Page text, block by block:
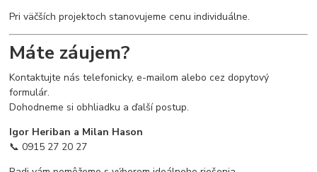
Pri väčších projektoch stanovujeme cenu individuálne.
Máte záujem?
Kontaktujte nás telefonicky, e-mailom alebo cez dopytový
formulár.
Dohodneme si obhliadku a ďalší postup.
Igor Heriban a Milan Hason
📞 0915 27 20 27